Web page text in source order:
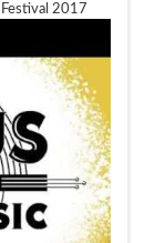
2017